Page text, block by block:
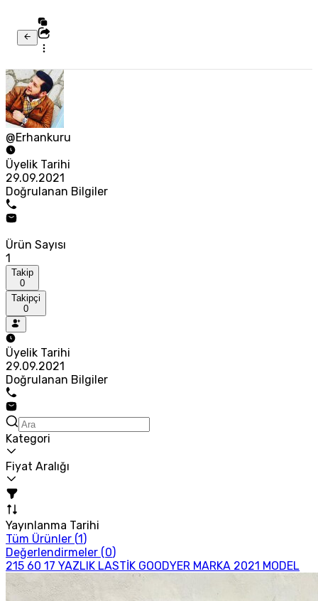
@Erhankuru
Üyelik Tarihi
29.09.2021
Doğrulanan Bilgiler
Ürün Sayısı
1
Takip
0
Takipçi
0
Üyelik Tarihi
29.09.2021
Doğrulanan Bilgiler
Kategori
Fiyat Aralığı
Yayınlanma Tarihi
Tüm Ürünler (1)
Değerlendirmeler (0)
215 60 17 YAZLIK LASTİK GOODYER MARKA 2021 MODEL